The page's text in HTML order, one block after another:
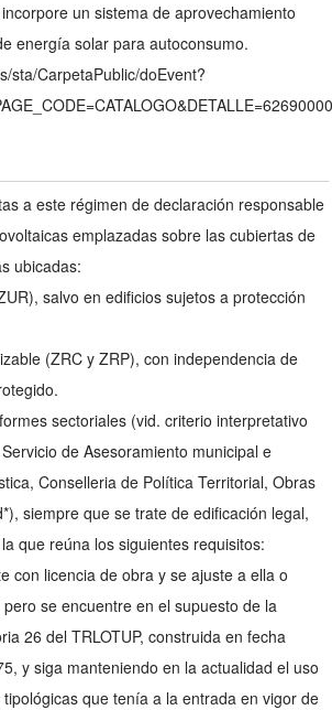
un sistema de aprovechamiento
energía solar para autoconsumo.
sta/CarpetaPublic/doEvent?
a este régimen de declaración responsable
emplazadas sobre las cubiertas de
ubicadas:
salvo en edificios sujetos a protección
(ZRC y ZRP), con independencia de
sectoriales (vid. criterio interpretativo
de Asesoramiento municipal e
Conselleria de Política Territorial, Obras
siempre que se trate de edificación legal,
que reúna los siguientes requisitos:
de obra y se ajuste a ella o
se encuentre en el supuesto de la
26 del TRLOTUP, construida en fecha
y siga manteniendo en la actualidad el uso
que tenía a la entrada en vigor de